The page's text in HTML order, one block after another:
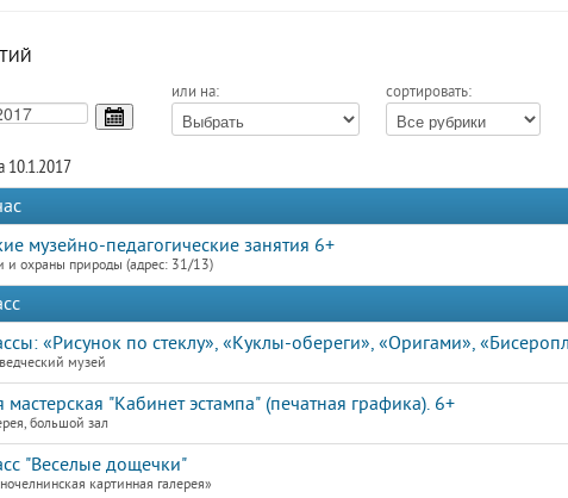
или на: сортировать:
10.1.2017
музейно-педагогические занятия 6+
и охраны природы (адрес: 31/13)
«Рисунок по стеклу», «Куклы-обереги», «Оригами»,
музей
мастерская "Кабинет эстампа" (печатная графика). 6+
большой зал
"Веселые дощечки"
картинная галерея»